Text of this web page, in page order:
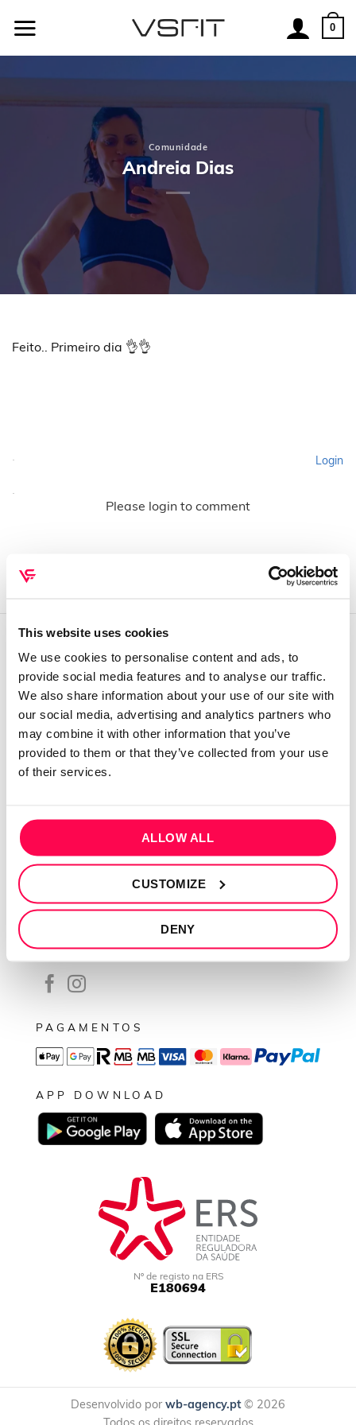
This website uses cookies
We use cookies to personalise content and ads, to
provide social media features and to analyse our traffic.
We also share information about your use of our site with
our social media, advertising and analytics partners who
may combine it with other information that you’ve
provided to them or that they’ve collected from your use
of their services.
ALLOW ALL
CUSTOMIZE
DENY
0
Comunidade
Andreia Dias
Feito.. Primeiro dia 👌👌
Login
Please login to comment
QUEM SOMOS
Sobre mim
Contactos
Conta cliente
Recuperar Password
Política de privacidade
Termos e condições
Resolução de conflitos
Livro de reclamações
SEGUE-NOS
PAGAMENTOS
APP DOWNLOAD
Nº de registo na ERS
E180694
Desenvolvido por wb-agency.pt© 2026